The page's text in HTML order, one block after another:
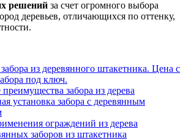
решений за счет огромного выбора
деревьев, отличающихся по оттенку,
из деревянного штакетника. Цена с
под ключ.
забора из дерева
установка забора с деревянным
ограждений из дерева
заборов из штакетника